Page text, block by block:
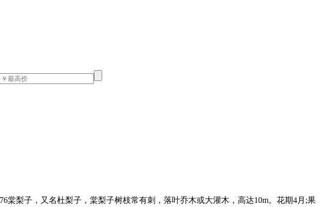
棠梨子，又名杜梨子，棠梨子树枝常有刺，落叶乔木或大灌木，高达10m。花期4月;果